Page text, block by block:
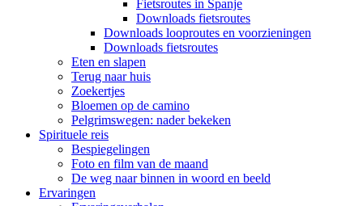
Fietsroutes in Spanje
Downloads fietsroutes
Downloads looproutes en voorzieningen
Downloads fietsroutes
Eten en slapen
Terug naar huis
Zoekertjes
Bloemen op de camino
Pelgrimswegen: nader bekeken
Spirituele reis
Bespiegelingen
Foto en film van de maand
De weg naar binnen in woord en beeld
Ervaringen